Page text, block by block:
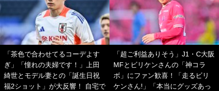
「茶色で合わせてるコーデよす
ぎ」「憧れの夫婦です！」上田
綺世とモデル妻との「誕生日祝
福2ショット」が大反響！ 自宅で
「超ご利益ありそう」J1・C大阪
MFとビリケンさんの「神コラ
ボ」にファン歓喜！「走るビリ
ケンさん!」「本当にグッズあっ